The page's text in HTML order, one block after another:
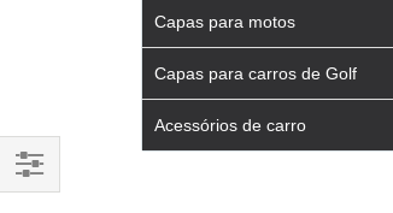
Capas para motos
Capas para carros de Golf
Acessórios de carro
Filtrar